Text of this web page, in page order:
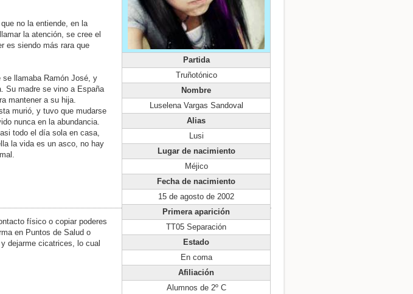
Partida
Truñotónico
Nombre
Luselena Vargas Sandoval
Alias
Lusi
Lugar de nacimiento
Méjico
Fecha de nacimiento
15 de agosto de 2002
Primera aparición
TT05 Separación
Estado
En coma
Afiliación
Alumnos de 2º C
no la entiende, en la
la atención, se cree el
es siendo más rara que
se llamaba Ramón José, y
Su madre se vino a España
mantener a su hija.
murió, y tuvo que mudarse
nunca en la abundancia.
todo el día sola en casa,
la vida es un asco, no hay
físico o copiar poderes
en Puntos de Salud o
dejarme cicatrices, lo cual